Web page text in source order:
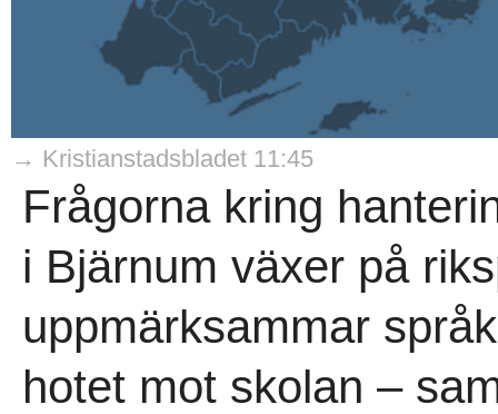
→ Kristianstadsbladet 11:45
Frågorna kring
i Bjärnum växer på
uppmärksammar
hotet mot skolan –